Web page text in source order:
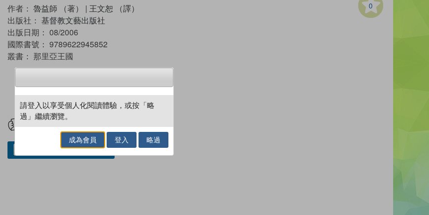
0
作者： 魯益師 （著） | 王文恕 （譯）
出版社： 基督教文藝出版社
出版日期： 08/2006
國際書號： 9789622945852
叢書： 那里亞王國
試閲 加入閱讀紀錄
借閱實體書
請登入以享受個人化閱讀體驗，或按「略
過」繼續瀏覽。
成為會員 登入 略過